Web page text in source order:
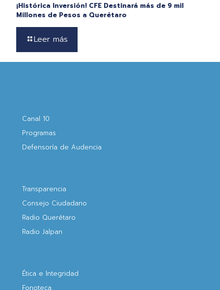
¡Histórica Inversión! CFE Destinará más de 9 mil
Millones de Pesos a Querétaro
Leer más
Canal 10
Programas
Defensoría de Audencia
Transparencia
Consejo Ciudadano
Radio Querétaro
Radio Jalpan
Ética e Integridad
Fonoteca